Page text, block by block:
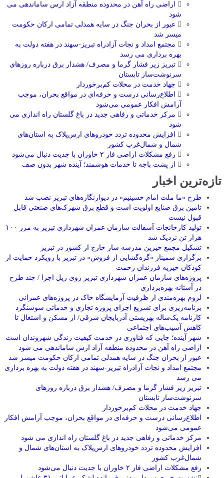
اراضی راه آهن در محدوده منطقه آزاد ارس ساماندهی می
شود
عبور از بحران جنگ در سایه همدلی تمامی ارکان حکومت
میسر شد
مجتمع امداد و نجات آزادراه تبریز-سهند در هفته دولت به
بهره ‌برداری می‌ رسد
تبریز زیر فشار گرما و مصرف/ هشدار برق درباره روزهای
سرنوشت‌ساز تابستان
جهاد خدمت در محلات کم‌برخوردار
اطلاع‌رسانی درست و حرفه‌ای در مواقع بحران، موجب
آرامش افکار عمومی می‌شود
مرکز خدماتی و رفاهی جدید در باغ گلستان راه اندازی می
شود
افزایش محدوده تردد خودروهای ارس‌پلاک به استان‌های
شمال و شمال‌غرب کشور
رفع مشکلات اراضی فاز ۲ خاوران با جدیت دنبال می‌شود
از پشت باجه تا خدمات هوشمند؛ آینده شهر بدون صف
تازه‌ترین اخبار
طرح «ما ملت امام حسینیم» در دیوارنگاره‌های تبریز نصب شد
تامین برق صنایع اولویت است و قطع برق شهرک‌های صنعتی قابل
قبول نیست
تولید کارخانجات آسفالت سازمان عمران شهرداری تبریز به مرز ۱۰۰
هزار تن نزدیک شد
تشکیل مجمع خیرین مدرسه ‌ساز خارج از کشور در تبریز
برگزاری سمینار «گره‌گشایی از فروش» در تبریز با رویکرد حمایت از
کودکان خیریه فرزندان رحمت
پروژه‌های سازمان عمران شهرداری تبریز روی ریل اجرا / چند طرح
در آستانه بهره‌برداری
لزوم بهره‌مندی از ظرفیت آزمایشگاه خاک در پروژه‌های عمرانی
برنامه‌ریزی برای تسریع اجرای پروژه تجاری و خدماتی سوسنگرد
کارنامه یک‌ساله بهزیستی آذربایجان شرقی/ از مسکن و اشتغال تا
کاهش آسیب‌های اجتماعی
شهر آینده؛ جایی که فناوری در خدمت کیفیت زندگی شهروندان است
اراضی راه آهن در محدوده منطقه آزاد ارس ساماندهی می شود
عبور از بحران جنگ در سایه همدلی تمامی ارکان حکومت میسر شد
مجتمع امداد و نجات آزادراه تبریز-سهند در هفته دولت به بهره ‌برداری
می‌ رسد
تبریز زیر فشار گرما و مصرف/ هشدار برق درباره روزهای
سرنوشت‌ساز تابستان
جهاد خدمت در محلات کم‌برخوردار
اطلاع‌رسانی درست و حرفه‌ای در مواقع بحران، موجب آرامش افکار
عمومی می‌شود
مرکز خدماتی و رفاهی جدید در باغ گلستان راه اندازی می شود
افزایش محدوده تردد خودروهای ارس‌پلاک به استان‌های شمال و
شمال‌غرب کشور
رفع مشکلات اراضی فاز ۲ خاوران با جدیت دنبال می‌شود